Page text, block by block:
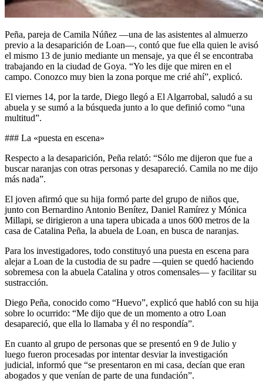
Peña, pareja de Camila Núñez —una de las asistentes al almuerzo
previo a la desaparición de Loan—, contó que fue ella quien le avisó
el mismo 13 de junio mediante un mensaje, ya que él se encontraba
trabajando en la ciudad de Goya. “Yo les dije que miren en el
campo. Conozco muy bien la zona porque me crié ahí”, explicó.
El viernes 14, por la tarde, Diego llegó a El Algarrobal, saludó a su
abuela y se sumó a la búsqueda junto a lo que definió como “una
multitud”.
### La «puesta en escena»
Respecto a la desaparición, Peña relató: “Sólo me dijeron que fue a
buscar naranjas con otras personas y desapareció. Camila no me dijo
más nada”.
El joven afirmó que su hija formó parte del grupo de niños que,
junto con Bernardino Antonio Benítez, Daniel Ramírez y Mónica
Millapi, se dirigieron a una tapera ubicada a unos 600 metros de la
casa de Catalina Peña, la abuela de Loan, en busca de naranjas.
Para los investigadores, todo constituyó una puesta en escena para
alejar a Loan de la custodia de su padre —quien se quedó haciendo
sobremesa con la abuela Catalina y otros comensales— y facilitar su
sustracción.
Diego Peña, conocido como “Huevo”, explicó que habló con su hija
sobre lo ocurrido: “Me dijo que de un momento a otro Loan
desapareció, que ella lo llamaba y él no respondía”.
En cuanto al grupo de personas que se presentó en 9 de Julio y
luego fueron procesadas por intentar desviar la investigación
judicial, informó que “se presentaron en mi casa, decían que eran
abogados y que venían de parte de una fundación”.